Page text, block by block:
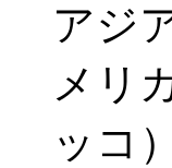
アジ
メリ
ッコ）